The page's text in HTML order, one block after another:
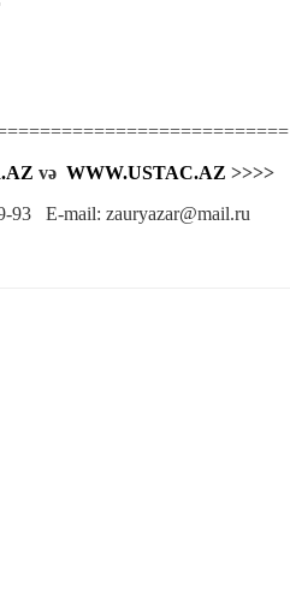
və WWW.USTAC.AZ >>>>
93 E-mail: zauryazar@mail.ru